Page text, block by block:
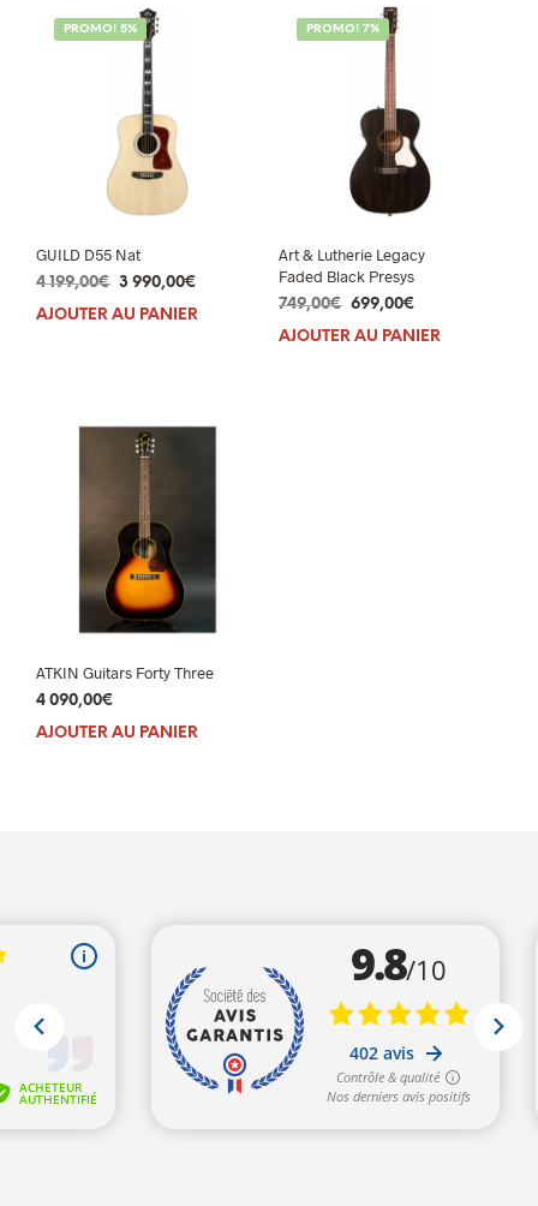
PROMO! 5%
GUILD D55 Nat
4 199,00€ Le
prix
3 990,00€
AJOUTER AU PANIER
PROMO! 7%
Art & Lutherie Legacy
Faded Black Presys
749,00€ Le
prix
699,00€Le
prix
AJOUTER AU PANIER
ATKIN Guitars Forty Three
4 090,00€
AJOUTER AU PANIER